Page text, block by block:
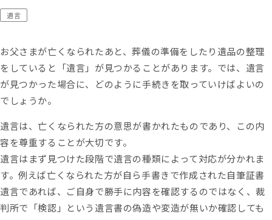
お問い合わせ
コーポレートサイト
プライバシーポリシー
おすすめ記事
遺言書より遺留分の権利の方が強
い！遺留分でもめない遺言の残し
方
【遺産分割協議書の5つの提出先】
遺言
お父さまが亡くなられたあと、葬儀の準備をしたり遺品の整理
をしていると「遺言」が見つかることがあります。では、遺言
が見つかった場合に、どのように手続きを取っていけばよいの
でしょうか。
遺言は、亡くなられた方の意思が書かれたものであり、この内
容を尊重することが大切です。
遺言はまず見つけた段階で遺言の種類によって対応が分かれま
す。例えば亡くなられた方が自ら手書きで作成された自筆証書
遺言であれば、ご自身で勝手に内容を確認するのではなく、裁
判所で「検認」という遺言書の偽造や変造が無いか確認しても